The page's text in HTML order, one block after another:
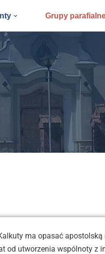
Grupy
ma opasać
od utworzenia wspólnoty